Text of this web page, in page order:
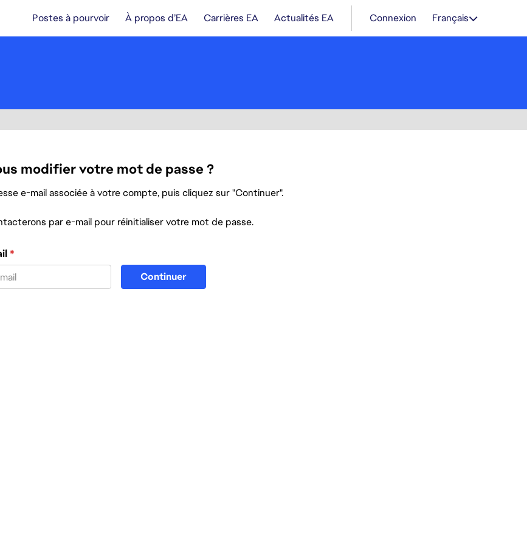
Postes à pourvoir À propos d’EA Carrières EA Actualités EA Connexion Français
modifier votre mot de passe ?
e-mail associée à votre compte, puis cliquez sur "Continuer".
par e-mail pour réinitialiser votre mot de passe.
de passe avec votre e-mail
*
Continuer